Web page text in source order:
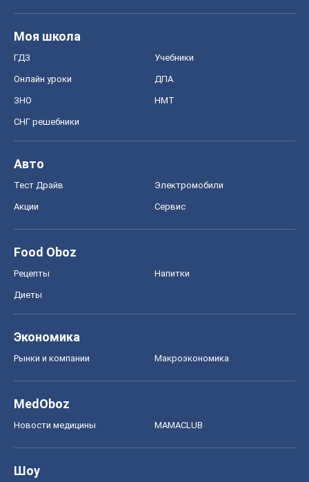
Моя школа
ГДЗ Учебники
Онлайн уроки ДПА
ЗНО НМТ
СНГ решебники
Авто
Тест Драйв Электромобили
Акции Сервис
Food Oboz
Рецепты Напитки
Диеты
Экономика
Рынки и компании Mакроэкономика
MedOboz
Новости медицины MAMACLUB
Шоу